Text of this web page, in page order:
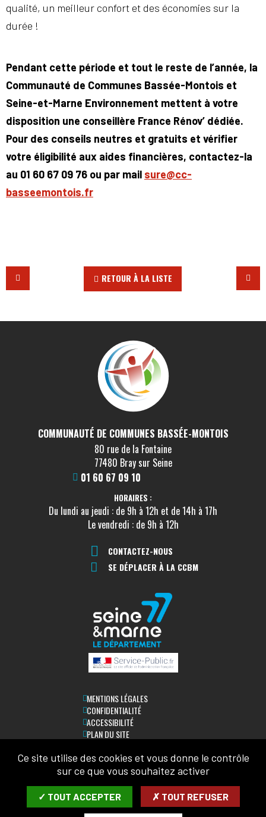
qualité, un meilleur confort et des économies sur la
durée !
Pendant cette période et tout le reste de l’année, la
Communauté de Communes Bassée-Montois et
Seine-et-Marne Environnement mettent à votre
disposition une conseillère France Rénov’ dédiée.
Pour des conseils neutres et gratuits et vérifier
votre éligibilité aux aides financières, contactez-la
au 01 60 67 09 76 ou par mail sure@cc-
basseemontois.fr
RETOUR À LA LISTE
COMMUNAUTÉ DE COMMUNES BASSÉE-MONTOIS
80 rue de la Fontaine
77480 Bray sur Seine
01 60 67 09 10
HORAIRES :
Du lundi au jeudi : de 9h à 12h et de 14h à 17h
Le vendredi : de 9h à 12h
CONTACTEZ-NOUS
SE DÉPLACER À LA CCBM
MENTIONS LÉGALES
CONFIDENTIALITÉ
ACCESSIBILITÉ
PLAN DU SITE
LETTRE D'INFORMATION
SAISIR VOTRE COURRIEL:
Ce site utilise des cookies et vous donne le contrôle
sur ce que vous souhaitez activer
✓ TOUT ACCEPTER ✗ TOUT REFUSER